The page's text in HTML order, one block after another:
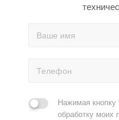
Нажимая
обработку моих